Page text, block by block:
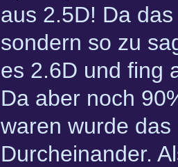
aus 2.5D! Da
sondern so zu
es 2.6D und fing
Da aber noch
waren wurde
Durcheinander.